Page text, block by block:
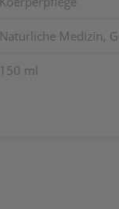
Natürliche Medizin,
150 ml